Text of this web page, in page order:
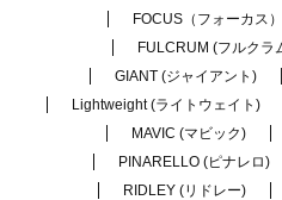
FOCUS（フォーカス）
FULCRUM (フルクラ
GIANT (ジャイアント)
Lightweight (ライトウェイト)
MAVIC (マビック)
PINARELLO (ピナレロ)
RIDLEY (リドレー)